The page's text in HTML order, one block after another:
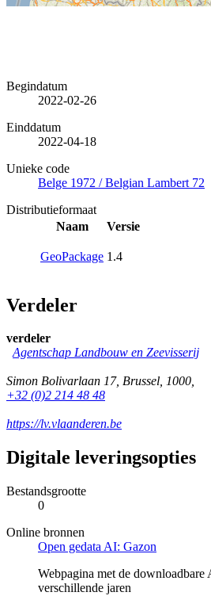
Begindatum
2022-02-26
Einddatum
2022-04-18
Unieke code
Belge 1972 / Belgian Lambert 72
Distributieformaat
Naam
Versie
GeoPackage 1.4
Verdeler
verdeler
Agentschap Landbouw en Zeevisserij
Simon Bolivarlaan 17, Brussel, 1000,
+32 (0)2 214 48 48
https://lv.vlaanderen.be
Digitale leveringsopties
Bestandsgrootte
0
Online bronnen
Open gedata AI: Gazon
Webpagina met de
verschillende jaren